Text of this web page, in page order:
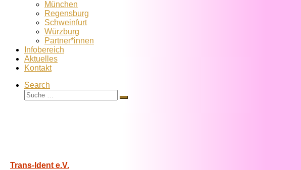
München
Regensburg
Schweinfurt
Würzburg
Partner*innen
Infobereich
Aktuelles
Kontakt
Search
Suche
Suche
Trans-Ident e.V.